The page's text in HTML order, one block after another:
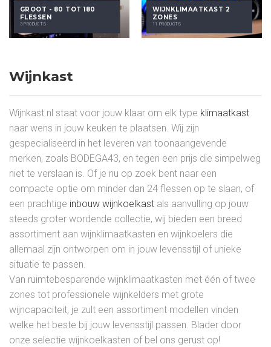
GROOT - 80 TOT 180
FLESSEN
3 PRODUCTS
WIJNKLIMAATKAST 2
ZONES
11 PRODUCTS
Wijnkast
Wijnkast.nl staat voor jouw klaar om elk type klimaatkast
naar wens in jouw keuken te plaatsen. Wij zijn
gespecialiseerd in het leveren van toonaangevende
merken, zoals BODEGA43, en tegen een prijs die simpelweg
niet te verslaan is. Of je nu op zoek bent naar een
compacte optie om minder dan 24 flessen op te slaan, of
een prachtige inbouw wijnkoelkast als aanvulling op jouw
steeds groter wordende collectie, wij bieden een breed
assortiment aan wijnklimaatkasten en wijnkoelers die
allemaal zijn ontworpen om in jouw levensstijl of unieke
situatie te passen.
Van ruimtebesparende wijnklimaatkasten met één of twee
zones tot professionele wijnkelders met grote
wijncapaciteit, je zult een assortiment modellen vinden
welke het beste bij jouw levensstijl passen. Blader door
onze selectie wijnkoelkasten of bel ons gerust op!